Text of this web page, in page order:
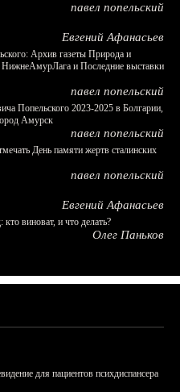
павел попельский
Евгений Афанасьев
Архив газеты Природа и
НижнеАмурЛага и Последние выставки
павел попельский
Попельского 2023-2025 в Болгарии,
Амурск
павел попельский
День памяти жертв сталинских
павел попельский
Евгений Афанасьев
виноват, и что делать?
Олег Паньков
для пациентов психдиспансера